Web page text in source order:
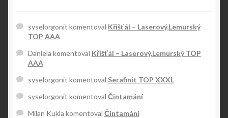
syselorgonit komentoval Křišťál – Laserový,Lemurský
TOP AAA
Daniela komentoval Křišťál – Laserový,Lemurský TOP
AAA
syselorgonit komentoval Serafinit TOP XXXL
syselorgonit komentoval Čintamání
Milan Kukla komentoval Čintamání